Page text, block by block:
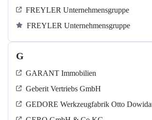
FREYLER Unternehmensgruppe
FREYLER Unternehmensgruppe
G
GARANT Immobilien
Geberit Vertriebs GmbH
GEDORE Werkzeugfabrik Otto